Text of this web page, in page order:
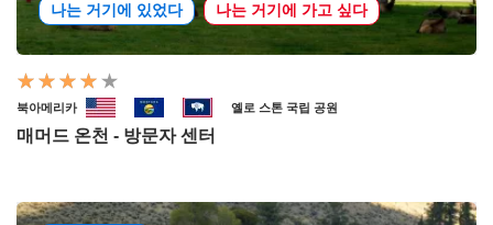
나는 거기에 있었다 나는 거기에 가고 싶다
북아메리카 옐로 스톤 국립 공원
매머드 온천 - 방문자 센터